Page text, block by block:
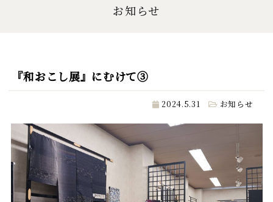
お知らせ
『和おこし展』にむけて③
2024.5.31 お知らせ